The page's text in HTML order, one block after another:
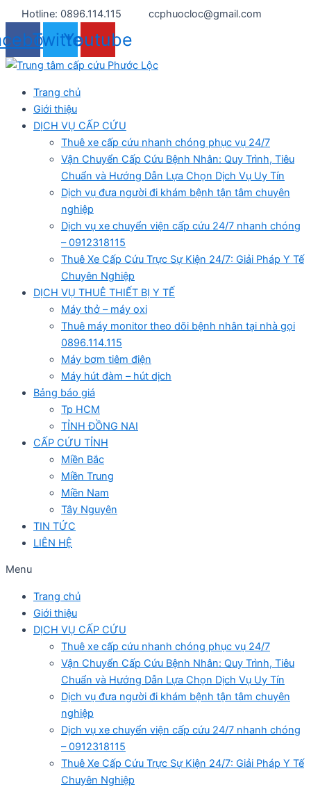
Nhảy
tới
nội
dung
Hotline: 0896.114.115 ccphuocloc@gmail.com
TwitterYoutube
Trang chủ
Giới thiệu
DỊCH VỤ CẤP CỨU
Thuê xe cấp cứu nhanh chóng phục vụ 24/7
Vận Chuyển Cấp Cứu Bệnh Nhân: Quy Trình, Tiêu
Chuẩn và Hướng Dẫn Lựa Chọn Dịch Vụ Uy Tín
Dịch vụ đưa người đi khám bệnh tận tâm chuyên
nghiệp
Dịch vụ xe chuyển viện cấp cứu 24/7 nhanh chóng
– 0912318115
Thuê Xe Cấp Cứu Trực Sự Kiện 24/7: Giải Pháp Y Tế
Chuyên Nghiệp
DỊCH VỤ THUÊ THIẾT BỊ Y TẾ
Máy thở – máy oxi
Thuê máy monitor theo dõi bệnh nhân tại nhà gọi
0896.114.115
Máy bơm tiêm điện
Máy hút đàm – hút dịch
Bảng báo giá
Tp HCM
TỈNH ĐỒNG NAI
CẤP CỨU TỈNH
Miền Bắc
Miền Trung
Miền Nam
Tây Nguyên
TIN TỨC
LIÊN HỆ
Menu
Trang chủ
Giới thiệu
DỊCH VỤ CẤP CỨU
Thuê xe cấp cứu nhanh chóng phục vụ 24/7
Vận Chuyển Cấp Cứu Bệnh Nhân: Quy Trình, Tiêu
Chuẩn và Hướng Dẫn Lựa Chọn Dịch Vụ Uy Tín
Dịch vụ đưa người đi khám bệnh tận tâm chuyên
nghiệp
Dịch vụ xe chuyển viện cấp cứu 24/7 nhanh chóng
– 0912318115
Thuê Xe Cấp Cứu Trực Sự Kiện 24/7: Giải Pháp Y Tế
Chuyên Nghiệp